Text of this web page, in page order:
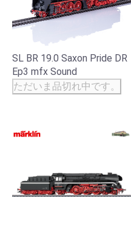
SL BR 19.0 Saxon Pride DR
Ep3 mfx Sound
ただいま品切れ中です。